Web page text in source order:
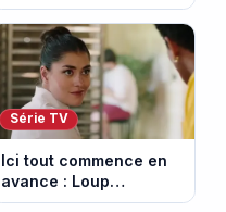
lance une cagnotte
après des difficultés
financières
Série TV
Ici tout commence en
avance : Loup
découvre la trahison